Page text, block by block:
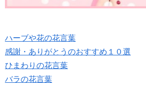
ハーブや花の花言葉
感謝・ありがとうのおすすめ１０選
ひまわりの花言葉
バラの花言葉